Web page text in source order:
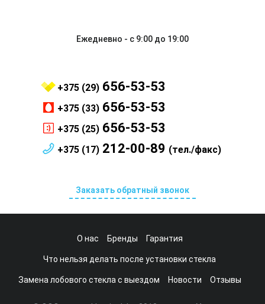
Ежедневно - с 9:00 до 19:00
+375 (29) 656-53-53
+375 (33) 656-53-53
+375 (25) 656-53-53
+375 (17) 212-00-89 (тел./факс)
Заказать обратный звонок
О нас Бренды Гарантия
Что нельзя делать после установки стекла
Замена лобового стекла с выездом Новости Отзывы